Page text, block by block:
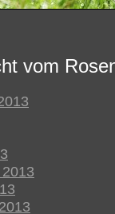
vom